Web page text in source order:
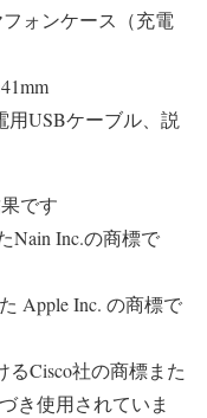
ォンケース（充電
USBケーブル、説
です
Nain Inc.の商標で
Apple Inc. の商標で
Cisco社の商標また
き使用されていま